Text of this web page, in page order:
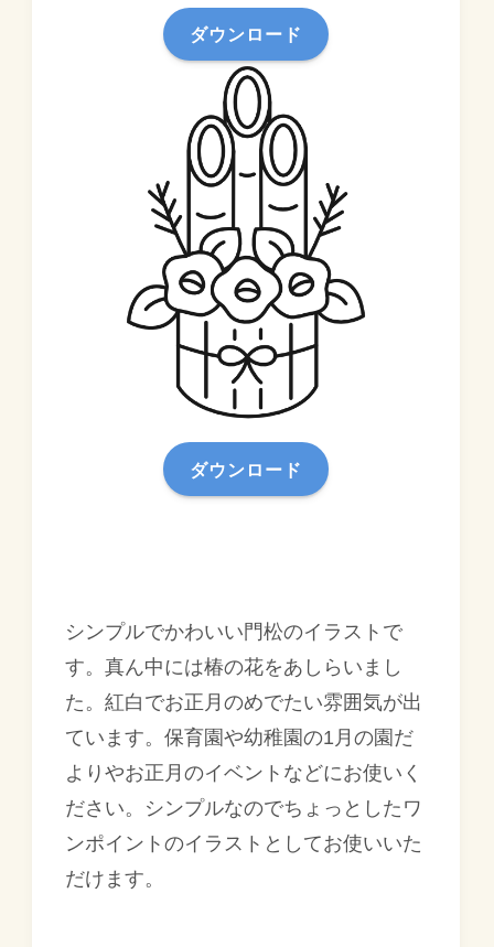
ダウンロード
ダウンロード
シンプルでかわいい門松のイラストで
す。真ん中には椿の花をあしらいまし
た。紅白でお正月のめでたい雰囲気が出
ています。保育園や幼稚園の1月の園だ
よりやお正月のイベントなどにお使いく
ださい。シンプルなのでちょっとしたワ
ンポイントのイラストとしてお使いいた
だけます。